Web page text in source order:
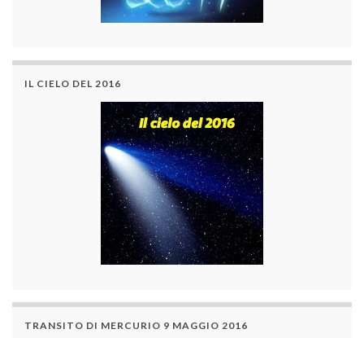
IL CIELO DEL 2016
TRANSITO DI MERCURIO 9 MAGGIO 2016